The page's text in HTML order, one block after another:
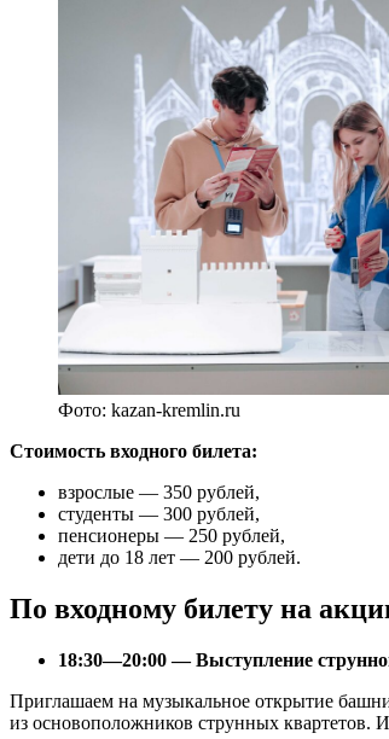
Фото: kazan-kremlin.ru
Стоимость входного билета:
взрослые — 350 рублей,
студенты — 300 рублей,
пенсионеры — 250 рублей,
дети до 18 лет — 200 рублей.
По входному билету на
18:30—20:00 — Выступление
Приглашаем на музыкальное открытие
из основоположников струнных